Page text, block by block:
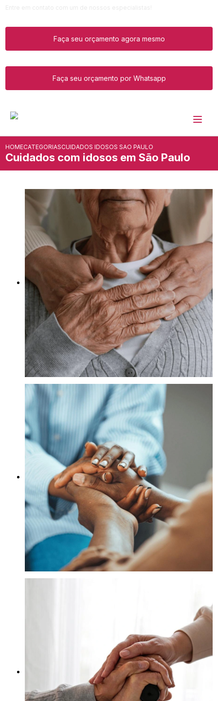
Faça seu orçamento agora mesmo
Faça seu orçamento por Whatsapp
HOMECATEGORIASCUIDADOS IDOSOS SAO PAULO
Cuidados com idosos em São Paulo